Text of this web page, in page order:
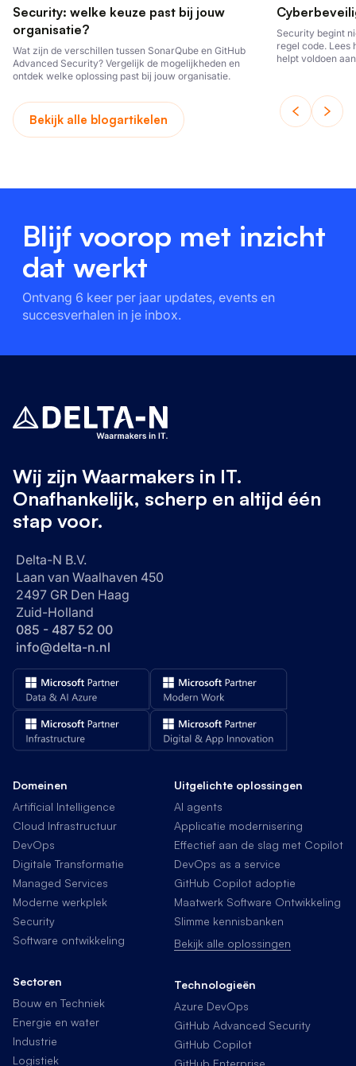
Security: welke keuze past bij jouw
organisatie?
Wat zijn de verschillen tussen SonarQube en GitHub
Advanced Security? Vergelijk de mogelijkheden en
ontdek welke oplossing past bij jouw organisatie.
Security begint
regel code. Lees
helpt voldoen
Bekijk alle blogartikelen
Blijf voorop met inzicht
dat werkt
Ontvang 6 keer per jaar updates, events en
succesverhalen in je inbox.
Wij zijn Waarmakers in IT.
Onafhankelijk, scherp en altijd één
stap voor.
Delta-N B.V.
Laan van Waalhaven 450
2497 GR Den Haag
Zuid-Holland
085 - 487 52 00
info@delta-n.nl
Domeinen
Artificial Intelligence
Cloud Infrastructuur
DevOps
Digitale Transformatie
Managed Services
Moderne werkplek
Security
Software ontwikkeling
Sectoren
Bouw en Techniek
Energie en water
Industrie
Logistiek
Uitgelichte oplossingen
AI agents
Applicatie modernisering
Effectief aan de slag met Copilot
DevOps as a service
GitHub Copilot adoptie
Maatwerk Software Ontwikkeling
Slimme kennisbanken
Bekijk alle oplossingen
Technologieën
Azure DevOps
GitHub Advanced Security
GitHub Copilot
GitHub Enterprise
advertentie- en analysepartners, die deze kunnen
combineren met andere informatie die u aan hen
verstrekt of die zij hebben verzameld door uw
hun diensten.Privacybeleid
noodzakelijk
Prestatie Targeting
DETAILS WEERGEVEN